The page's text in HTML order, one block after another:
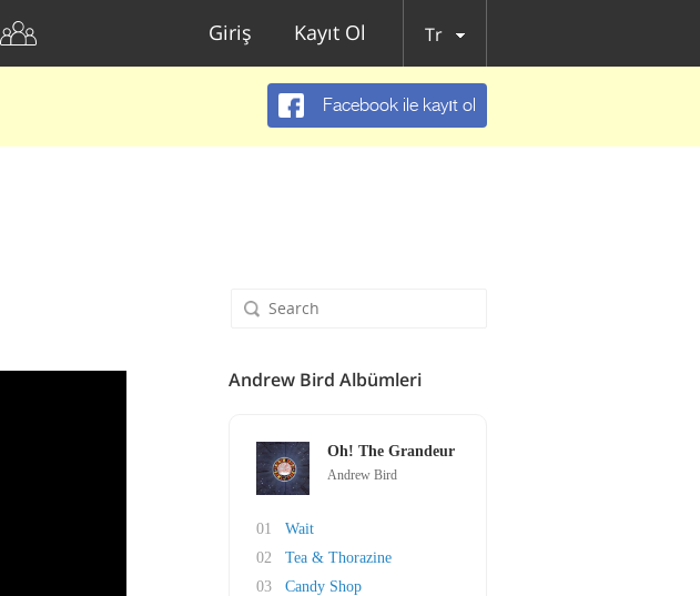
Giriş Kayıt Ol Tr
Facebook ile kayıt ol
Andrew Bird Albümleri
Oh! The Grandeur
Andrew Bird
01
Wait
02
Tea & Thorazine
03
Candy Shop